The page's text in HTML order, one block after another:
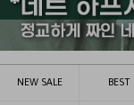
NEW SALE BEST